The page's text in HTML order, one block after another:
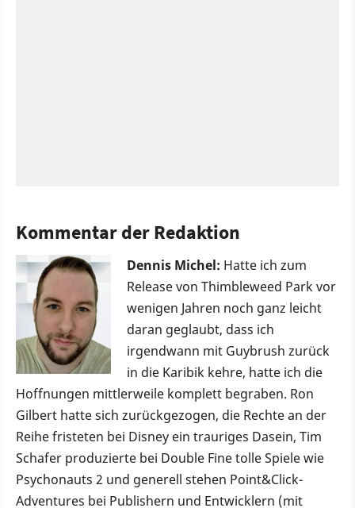
Kommentar der Redaktion
Dennis Michel: Hatte ich zum
Release von Thimbleweed Park vor
wenigen Jahren noch ganz leicht
daran geglaubt, dass ich
irgendwann mit Guybrush zurück
in die Karibik kehre, hatte ich die
Hoffnungen mittlerweile komplett begraben. Ron
Gilbert hatte sich zurückgezogen, die Rechte an der
Reihe fristeten bei Disney ein trauriges Dasein, Tim
Schafer produzierte bei Double Fine tolle Spiele wie
Psychonauts 2 und generell stehen Point&Click-
Adventures bei Publishern und Entwicklern (mit